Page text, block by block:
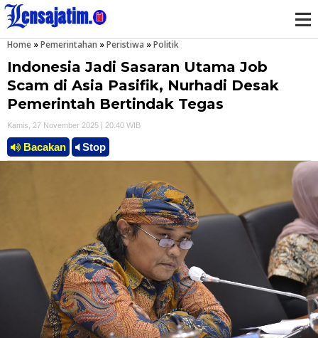
Home »Pemerintahan »Peristiwa »Politik
Indonesia Jadi Sasaran Utama Job
Scam di Asia Pasifik, Nurhadi Desak
Pemerintah Bertindak Tegas
Kamis, 27 November 2025 | 20.40 WIB
Bacakan Stop